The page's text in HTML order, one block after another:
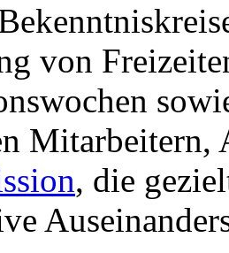
von
Mitarbeitern,
, die